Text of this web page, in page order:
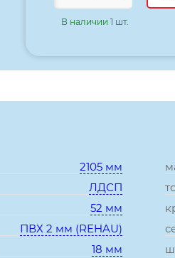
В наличии 1 шт.
2105 мм
ЛДСП
52 мм
ПВХ 2 мм (REHAU)
18 мм